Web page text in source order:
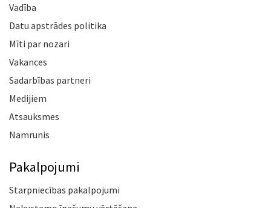
Vadība
Datu apstrādes politika
Mīti par nozari
Vakances
Sadarbības partneri
Medijiem
Atsauksmes
Namrunis
Pakalpojumi
Starpniecības pakalpojumi